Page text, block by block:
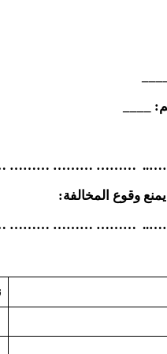
____
……… ………… …….
وقوع المخالفة:
……… ………… …….